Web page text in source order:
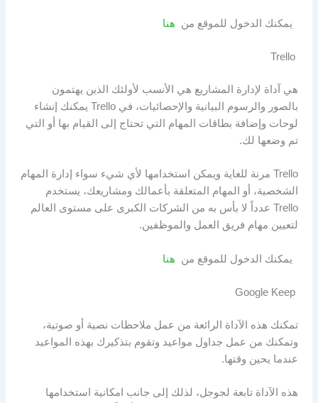
يمكنك الدخول للموقع من هنا
هي آداة لإدارة المشاريع هي الأنسب لأولئك الذين يهتمون
بالصور والرسوم البيانية والإحصائيات، في Trello يمكنك إنشاء
لوحات وإضافة بطاقات المهام التي تحتاج إلى القيام بها أو التي
تم وضعها لك.
Trello مرنة للغاية ويمكن استخدامها لأي شيء سواء إدارة المهام
الشخصية، أو المهام المتعلقة بأعمالك ومشاريعك، يستخدم
Trello عدداً لا بأس به من الشركات الكبرى على مستوى العالم
لتعيين مهام فريق العمل والموظفين.
يمكنك الدخول للموقع من هنا
تمكنك هذه الآداة الرائعة من عمل ملاحظات نصية أو صوتية،
وتمكنك من عمل جداول مواعيد وتقوم بتذكيرك بهذه المواعيد
عندما يحين وقتها.
هذه الآداة تابعة لجوجل، لذلك إلى جانب امكانية استخدامها